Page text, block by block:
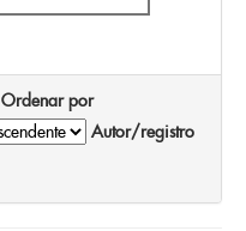
Ordenar por
Autor/registro